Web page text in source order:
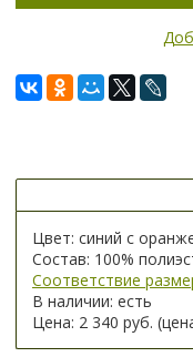
Цвет: синий с
Состав: 100%
Соответствие
В наличии: есть
Цена: 2 340 руб.